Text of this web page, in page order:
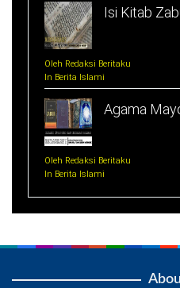
Isi Kitab
Oleh Redaksi Beritaku
In Berita Islami
Agama
Oleh Redaksi Beritaku
In Berita Islami